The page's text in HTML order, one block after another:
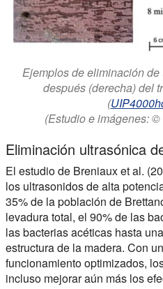
Ejemplos de eliminación
después (derecha) del
(
(Estudio e imágenes:
Eliminación ultrasónica
El estudio de Breniaux et al.
los ultrasonidos de alta
35% de la población de
levadura total, el 90% de las
las bacterias acéticas hasta
estructura de la madera. Con
funcionamiento optimizados,
incluso mejorar aún más los